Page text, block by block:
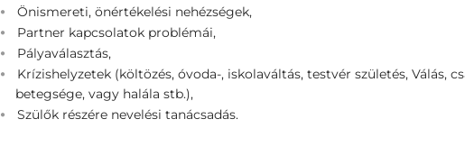
Önismereti, önértékelési nehézségek,
Partner kapcsolatok problémái,
Pályaválasztás,
Krízishelyzetek (költözés, óvoda-, iskolaváltás, testvér születés, Válás,
betegsége, vagy halála stb.),
Szülők részére nevelési tanácsadás.